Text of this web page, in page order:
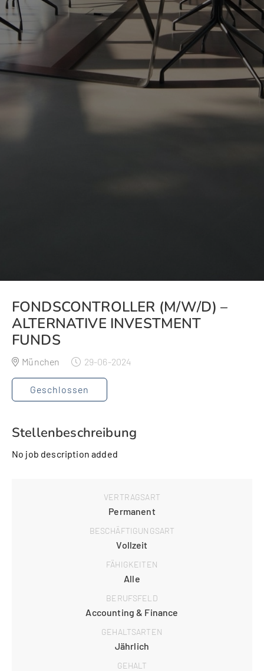
FONDSCONTROLLER (M/W/D) –
ALTERNATIVE INVESTMENT
FUNDS
München 29-06-2024
Geschlossen
VERTRAGSART
Permanent
BESCHÄFTIGUNGSART
Vollzeit
FÄHIGKEITEN
Alle
BERUFSFELD
Accounting & Finance
GEHALTSARTEN
Jährlich
GEHALT
Stellenbeschreibung
No job description added